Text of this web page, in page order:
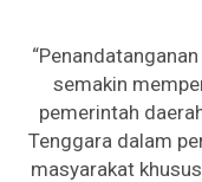
semakin
pemerintah
Tenggara dalam
masyarakat